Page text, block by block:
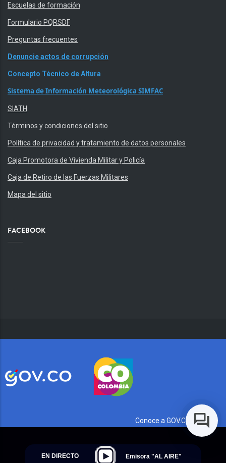
Escuelas de formación
Formulario PQRSDF
Preguntas frecuentes
Denuncie actos de corrupción
Concepto Técnico de Altura
Sistema de Información Meteorológica SIMFAC
SIATH
Términos y condiciones del sitio
Política de privacidad y tratamiento de datos personales
Caja Promotora de Vivienda Militar y Policía
Caja de Retiro de las Fuerzas Militares
Mapa del sitio
FACEBOOK
EN DIRECTO Emisora "AL AIRE"
Conoce a GOV.CO aquí